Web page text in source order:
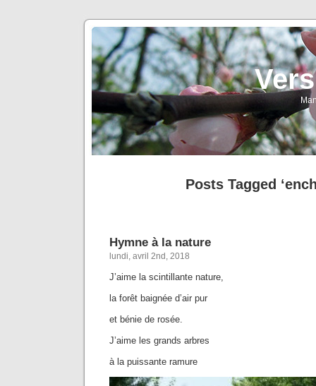
Posts Tagged
Hymne à la nature
lundi, avril 2nd, 2018
J’aime la scintillante nature,
la forêt baignée d’air pur
et bénie de rosée.
J’aime les grands arbres
à la puissante ramure